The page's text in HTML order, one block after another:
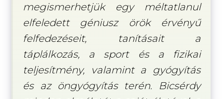
megismerhetjük egy méltatlanul
elfeledett géniusz örök érvényű
felfedezéseit, tanításait a
táplálkozás, a sport és a fizikai
teljesítmény, valamint a gyógyítás
és az öngyógyítás terén. Bicsérdy